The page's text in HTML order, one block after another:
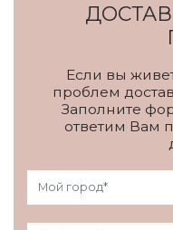
Если вы
проблем
Заполните
ответим Вам